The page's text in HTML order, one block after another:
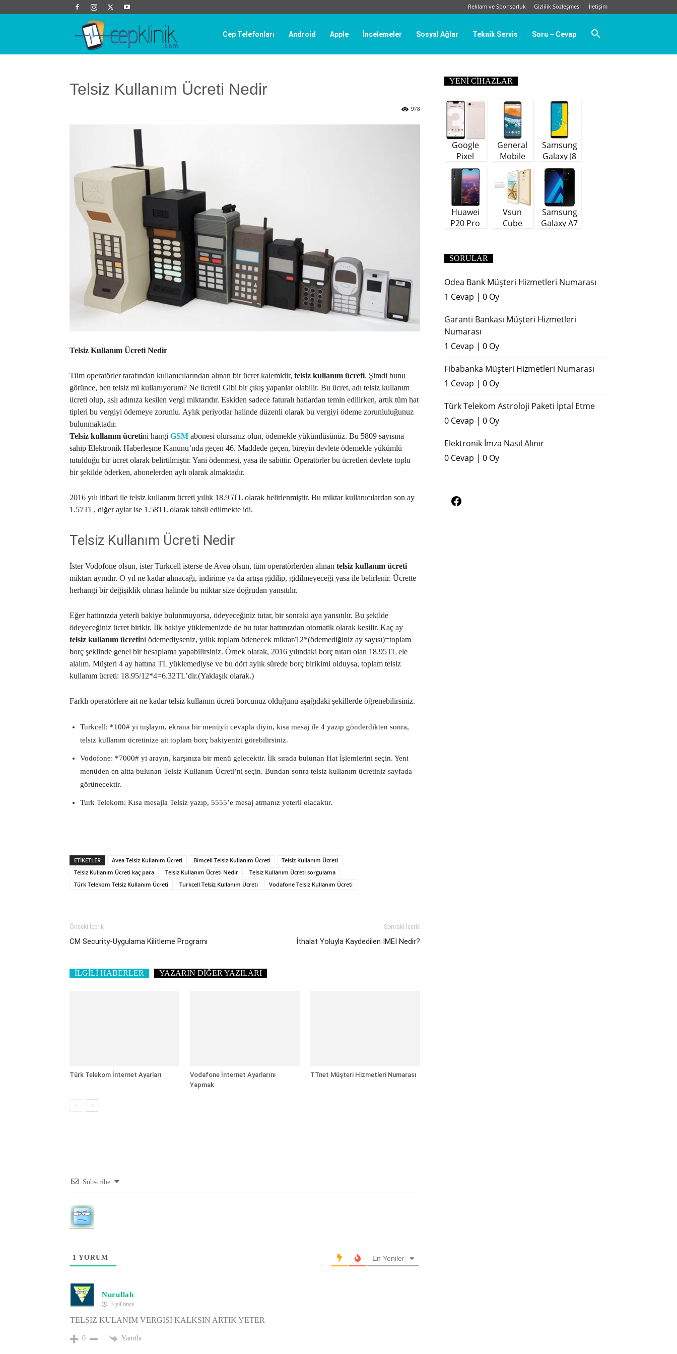
Reklam ve Sponsorluk Gizlilik Sözleşmesi İletişim
Cep Telefonları Android Apple İncelemeler Sosyal Ağlar Teknik Servis Soru – Cevap
Telsiz Kullanım Ücreti Nedir
978
Telsiz Kullanım Ücreti Nedir
Tüm operatörler tarafından kullanıcılarından alınan bir ücret kalemidir, telsiz kullanım ücreti. Şimdi bunu
görünce, ben telsiz mi kullanıyorum? Ne ücreti! Gibi bir çıkış yapanlar olabilir. Bu ücret, adı telsiz kullanım
ücreti olup, aslı adınıza kesilen vergi miktarıdır. Eskiden sadece faturalı hatlardan temin edilirken, artık tüm hat
tipleri bu vergiyi ödemeye zorunlu. Aylık periyotlar halinde düzenli olarak bu vergiyi ödeme zorunluluğunuz
bulunmaktadır.
Telsiz kullanım ücretini hangi GSM abonesi olursanız olun, ödemekle yükümlüsünüz. Bu 5809 sayısına
sahip Elektronik Haberleşme Kanunu’nda geçen 46. Maddede geçen, bireyin devlete ödemekle yükümlü
tutulduğu bir ücret olarak belirtilmiştir. Yani ödenmesi, yasa ile sabittir. Operatörler bu ücretleri devlete toplu
bir şekilde öderken, abonelerden aylı olarak almaktadır.
2016 yılı itibari ile telsiz kullanım ücreti yıllık 18.95TL olarak belirlenmiştir. Bu miktar kullanıcılardan son ay
1.57TL, diğer aylar ise 1.58TL olarak tahsil edilmekte idi.
Telsiz Kullanım Ücreti Nedir
İster Vodofone olsun, ister Turkcell isterse de Avea olsun, tüm operatörlerden alınan telsiz kullanım ücreti
miktarı aynıdır. O yıl ne kadar alınacağı, indirime ya da artışa gidilip, gidilmeyeceği yasa ile belirlenir. Ücrette
herhangi bir değişiklik olması halinde bu miktar size doğrudan yansıtılır.
Eğer hattınızda yeterli bakiye bulunmuyorsa, ödeyeceğiniz tutar, bir sonraki aya yansıtılır. Bu şekilde
ödeyeceğiniz ücret birikir. İlk bakiye yüklemenizde de bu tutar hattınızdan otomatik olarak kesilir. Kaç ay
telsiz kullanım ücretini ödemediyseniz, yıllık toplam ödenecek miktar/12*(ödemediğiniz ay sayısı)=toplam
borç şeklinde genel bir hesaplama yapabilirsiniz. Örnek olarak, 2016 yılındaki borç tutarı olan 18.95TL ele
alalım. Müşteri 4 ay hattına TL yüklemediyse ve bu dört aylık sürede borç birikimi olduysa, toplam telsiz
kullanım ücreti: 18.95/12*4=6.32TL’dir.(Yaklaşık olarak.)
Farklı operatörlere ait ne kadar telsiz kullanım ücreti borcunuz olduğunu aşağıdaki şekillerde öğrenebilirsiniz.
Turkcell: *100# yi tuşlayın, ekrana bir menüyü cevapla diyin, kısa mesaj ile 4 yazıp gönderdikten sonra,
telsiz kullanım ücretinize ait toplam borç bakiyenizi görebilirsiniz.
Vodofone: *7000# yi arayın, karşınıza bir menü gelecektir. İlk sırada bulunan Hat İşlemlerini seçin. Yeni
menüden en altta bulunan Telsiz Kullanım Ücreti’ni seçin. Bundan sonra telsiz kullanım ücretiniz sayfada
görünecektir.
Turk Telekom: Kısa mesajla Telsiz yazıp, 5555’e mesaj atmanız yeterli olacaktır.
ETIKETLER Avea Telsiz Kullanım Ücreti Bimcell Telsiz Kullanım Ücreti
Telsiz Kullanım Ücreti
Telsiz Kullanım Ücreti kaç para
Telsiz Kullanım Ücreti Nedir
Telsiz Kullanım Ücreti sorgulama
Türk Telekom Telsiz Kullanım Ücreti
Turkcell Telsiz Kullanım Ücreti Vodafone Telsiz Kullanım Ücreti
Önceki İçerik
CM Security-Uygulama Kilitleme Programı
Sonraki İçerik
İthalat Yoluyla Kaydedilen IMEI Nedir?
İLGİLİ HABERLER YAZARIN DİĞER YAZILARI
Türk Telekom İnternet Ayarları
Vodafone İnternet Ayarlarını
Yapmak
TTnet Müşteri Hizmetleri Numarası
Subscribe
1 YORUM En Yeniler
Nurullah
3 yıl önce
TELSIZ KULANIM VERGISI KALKSIN ARTIK YETER
0 Yanıtla
YENI CIHAZLAR
Google
Pixel
General
Mobile
GM9 Plus
Samsung
Galaxy J8
(64 GB)
Huawei
P20 Pro
Vsun
Cube
Samsung
Galaxy A7
SORULAR
Odea Bank Müşteri Hizmetleri Numarası
1 Cevap | 0 Oy
Garanti Bankası Müşteri Hizmetleri
Numarası
1 Cevap | 0 Oy
Fibabanka Müşteri Hizmetleri Numarası
1 Cevap | 0 Oy
Türk Telekom Astroloji Paketi İptal Etme
0 Cevap | 0 Oy
Elektronik İmza Nasıl Alınır
0 Cevap | 0 Oy